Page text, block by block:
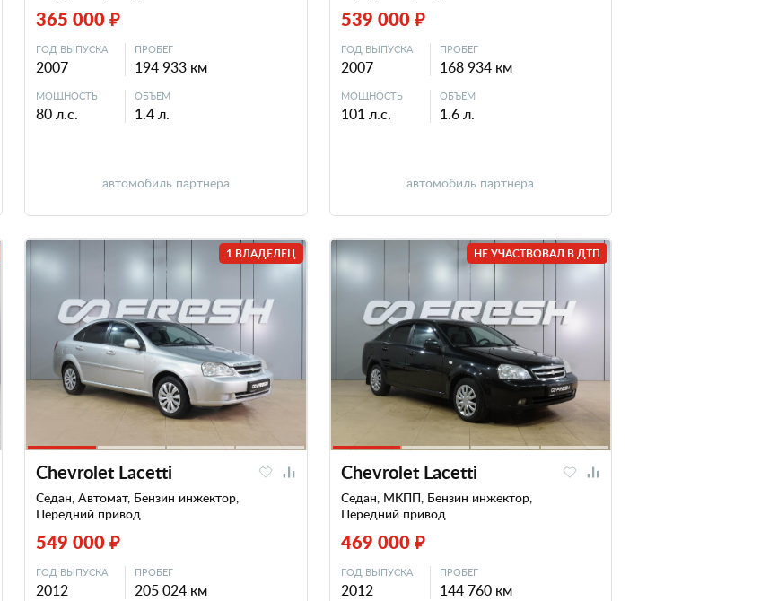
365 000 ₽
ГОД ВЫПУСКА
2007
ПРОБЕГ
194 933 км
МОЩНОСТЬ
80 л.с.
ОБЪЕМ
1.4 л.
автомобиль партнера
539 000 ₽
ГОД ВЫПУСКА
2007
ПРОБЕГ
168 934 км
МОЩНОСТЬ
101 л.с.
ОБЪЕМ
1.6 л.
автомобиль партнера
1 ВЛАДЕЛЕЦ
Chevrolet Lacetti
Седан, Автомат, Бензин инжектор,
Передний привод
549 000 ₽
ГОД ВЫПУСКА
2012
ПРОБЕГ
205 024 км
НЕ УЧАСТВОВАЛ В ДТП
Chevrolet Lacetti
Седан, МКПП, Бензин инжектор,
Передний привод
469 000 ₽
ГОД ВЫПУСКА
2012
ПРОБЕГ
144 760 км